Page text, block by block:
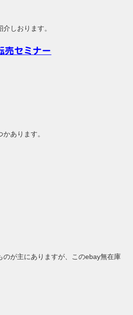
しおります。
売セミナー
あります。
のが主にありますが、このebay無在庫